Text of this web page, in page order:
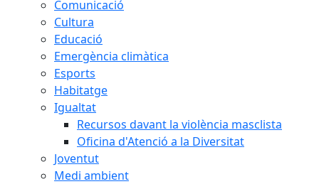
Comunicació
Cultura
Educació
Emergència climàtica
Esports
Habitatge
Igualtat
Recursos davant la violència masclista
Oficina d'Atenció a la Diversitat
Joventut
Medi ambient